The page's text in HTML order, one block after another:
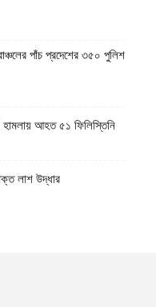
পাঁচ প্রদেশের ৩৫০ পুলিশ
হামলায় আহত ৫১ ফিলিস্তিনি
লাশ উদ্ধার
ফাঁসি দেখতে চান তনুর মা